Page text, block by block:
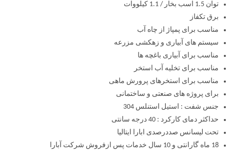
توان 1.5 اسب بخار / 1.1 کیلووات
برق تکفاز
مناسب برای پمپاژ از چاه آب
سیستم های آبیاری و زهکشی مزرعه
مناسب برای آبیاری باغچه ها
مناسب برای تخلیه آب استخر
مناسب برای استخرهای پرورش ماهی
برای پروژه های صنعتی و ساختمانی
جنس شفت : استیل استنلس 304
حداکثر دمای کارکرد : 40 درجه سانتی
تحت لیسانس صددرصدی ابارا ایتالیا
18 ماه گارانتی و 10 سال خدمات پس ازفروش شرکت آبارا